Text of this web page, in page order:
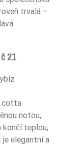
trvalá –
21
cotta
notou,
končí teplou,
elegantní a